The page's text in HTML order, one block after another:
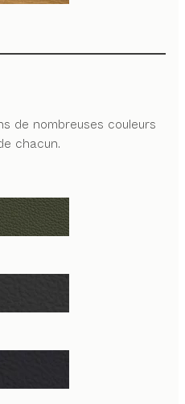
de nombreuses couleurs
chacun.